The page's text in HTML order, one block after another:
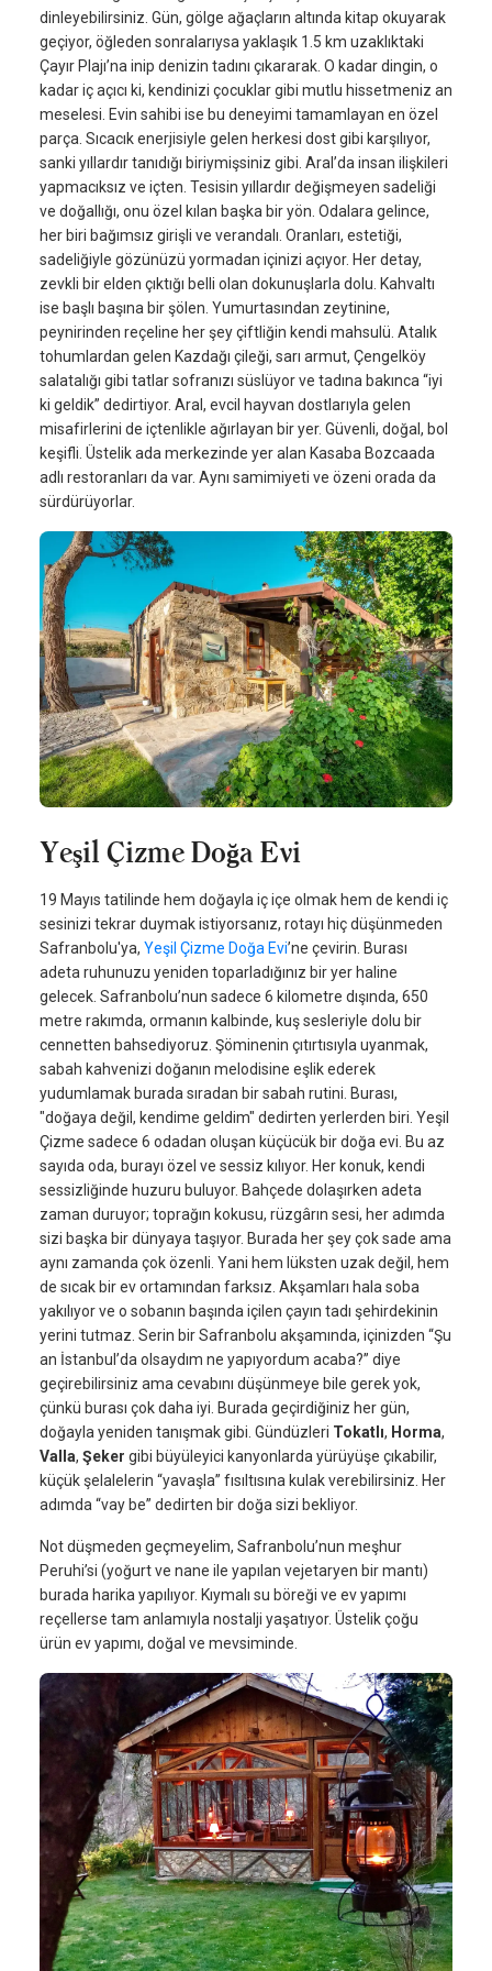
dinleyebilirsiniz. Gün, gölge ağaçların altında kitap okuyarak
geçiyor, öğleden sonralarıysa yaklaşık 1.5 km uzaklıktaki
Çayır Plajı’na inip denizin tadını çıkararak. O kadar dingin, o
kadar iç açıcı ki, kendinizi çocuklar gibi mutlu hissetmeniz an
meselesi. Evin sahibi ise bu deneyimi tamamlayan en özel
parça. Sıcacık enerjisiyle gelen herkesi dost gibi karşılıyor,
sanki yıllardır tanıdığı biriymişsiniz gibi. Aral’da insan ilişkileri
yapmacıksız ve içten. Tesisin yıllardır değişmeyen sadeliği
ve doğallığı, onu özel kılan başka bir yön. Odalara gelince,
her biri bağımsız girişli ve verandalı. Oranları, estetiği,
sadeliğiyle gözünüzü yormadan içinizi açıyor. Her detay,
zevkli bir elden çıktığı belli olan dokunuşlarla dolu. Kahvaltı
ise başlı başına bir şölen. Yumurtasından zeytinine,
peynirinden reçeline her şey çiftliğin kendi mahsulü. Atalık
tohumlardan gelen Kazdağı çileği, sarı armut, Çengelköy
salatalığı gibi tatlar sofranızı süslüyor ve tadına bakınca “iyi
ki geldik” dedirtiyor. Aral, evcil hayvan dostlarıyla gelen
misafirlerini de içtenlikle ağırlayan bir yer. Güvenli, doğal, bol
keşifli. Üstelik ada merkezinde yer alan Kasaba Bozcaada
adlı restoranları da var. Aynı samimiyeti ve özeni orada da
sürdürüyorlar.
Yeşil Çizme Doğa Evi
19 Mayıs tatilinde hem doğayla iç içe olmak hem de kendi iç
sesinizi tekrar duymak istiyorsanız, rotayı hiç düşünmeden
Safranbolu'ya, Yeşil Çizme Doğa Evi’ne çevirin. Burası
adeta ruhunuzu yeniden toparladığınız bir yer haline
gelecek. Safranbolu’nun sadece 6 kilometre dışında, 650
metre rakımda, ormanın kalbinde, kuş sesleriyle dolu bir
cennetten bahsediyoruz. Şöminenin çıtırtısıyla uyanmak,
sabah kahvenizi doğanın melodisine eşlik ederek
yudumlamak burada sıradan bir sabah rutini. Burası,
"doğaya değil, kendime geldim" dedirten yerlerden biri. Yeşil
Çizme sadece 6 odadan oluşan küçücük bir doğa evi. Bu az
sayıda oda, burayı özel ve sessiz kılıyor. Her konuk, kendi
sessizliğinde huzuru buluyor. Bahçede dolaşırken adeta
zaman duruyor; toprağın kokusu, rüzgârın sesi, her adımda
sizi başka bir dünyaya taşıyor. Burada her şey çok sade ama
aynı zamanda çok özenli. Yani hem lüksten uzak değil, hem
de sıcak bir ev ortamından farksız. Akşamları hala soba
yakılıyor ve o sobanın başında içilen çayın tadı şehirdekinin
yerini tutmaz. Serin bir Safranbolu akşamında, içinizden “Şu
an İstanbul’da olsaydım ne yapıyordum acaba?” diye
geçirebilirsiniz ama cevabını düşünmeye bile gerek yok,
çünkü burası çok daha iyi. Burada geçirdiğiniz her gün,
doğayla yeniden tanışmak gibi. Gündüzleri Tokatlı, Horma,
Valla, Şeker gibi büyüleyici kanyonlarda yürüyüşe çıkabilir,
küçük şelalelerin “yavaşla” fısıltısına kulak verebilirsiniz. Her
adımda “vay be” dedirten bir doğa sizi bekliyor.
Not düşmeden geçmeyelim, Safranbolu’nun meşhur
Peruhi’si (yoğurt ve nane ile yapılan vejetaryen bir mantı)
burada harika yapılıyor. Kıymalı su böreği ve ev yapımı
reçellerse tam anlamıyla nostalji yaşatıyor. Üstelik çoğu
ürün ev yapımı, doğal ve mevsiminde.